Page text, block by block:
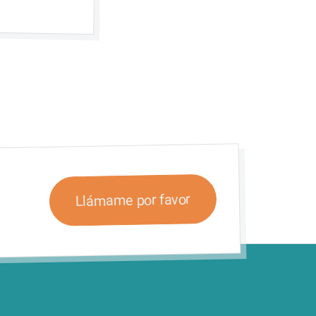
Llámame por favor